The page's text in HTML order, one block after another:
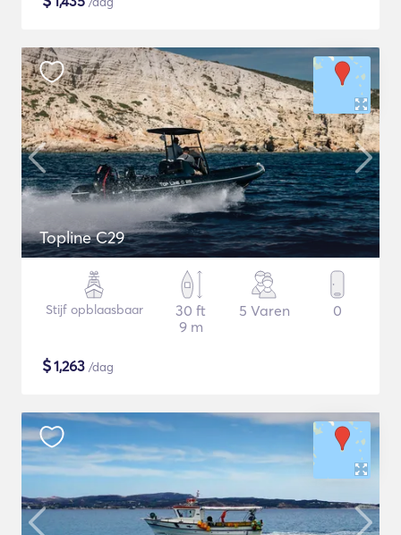
Topline C29
Stijf opblaasbaar
30 ft
9 m
5 Varen 0
$1,263 /dag